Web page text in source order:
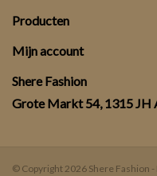
Producten
Mijn account
Shere Fashion
Grote Markt 54, 1315 JH
© Copyright 2026 Shere Fashion -